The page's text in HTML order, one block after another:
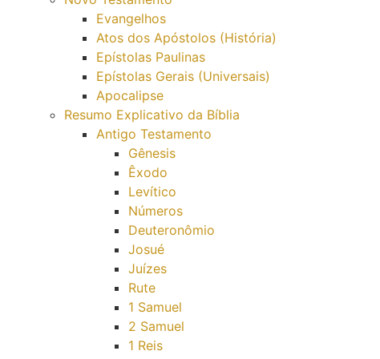
Evangelhos
Atos dos Apóstolos (História)
Epístolas Paulinas
Epístolas Gerais (Universais)
Apocalipse
Resumo Explicativo da Bíblia
Antigo Testamento
Gênesis
Êxodo
Levítico
Números
Deuteronômio
Josué
Juízes
Rute
1 Samuel
2 Samuel
1 Reis